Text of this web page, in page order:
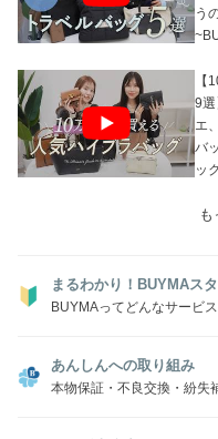
う
【
9選
エ
バ
ッ
も
まるわかり！BUYMAス
BUYMAってどんなサービ
あんしんへの取り組み
本物保証・不良交換・紛失